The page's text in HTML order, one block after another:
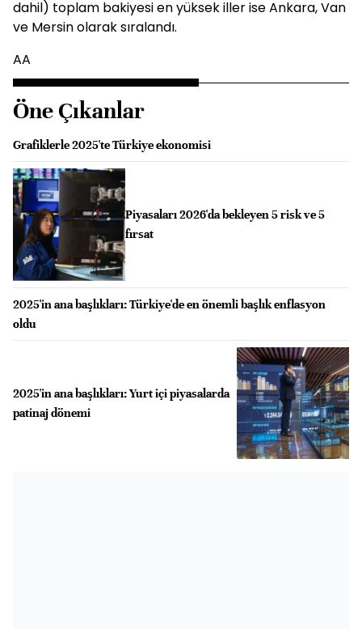
dahil) toplam bakiyesi en yüksek iller ise Ankara, Van
ve Mersin olarak sıralandı.
AA
Öne Çıkanlar
Grafiklerle 2025'te Türkiye ekonomisi
Piyasaları 2026'da bekleyen 5 risk ve 5
fırsat
2025'in ana başlıkları: Türkiye'de en önemli başlık enflasyon
oldu
2025'in ana başlıkları: Yurt içi piyasalarda
patinaj dönemi